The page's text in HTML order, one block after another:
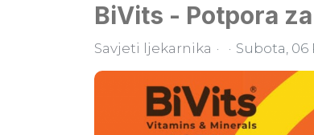
BiVits - Potpora
Savjeti ljekarnika Subota, 06